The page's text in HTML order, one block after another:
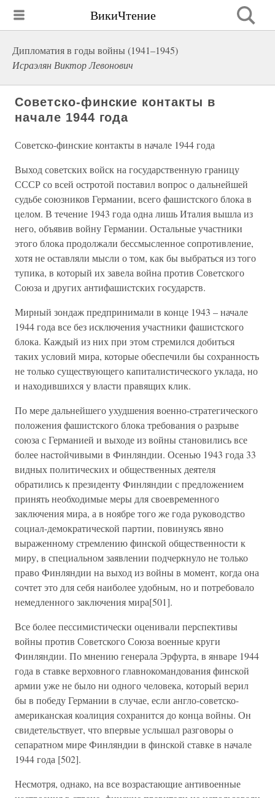
ВикиЧтение
Дипломатия в годы войны (1941–1945)
Исраэлян Виктор Левонович
Советско-финские контакты в
начале 1944 года
Советско-финские контакты в начале 1944 года
Выход советских войск на государственную границу
СССР со всей остротой поставил вопрос о дальнейшей
судьбе союзников Германии, всего фашистского блока в
целом. В течение 1943 года одна лишь Италия вышла из
него, объявив войну Германии. Остальные участники
этого блока продолжали бессмысленное сопротивление,
хотя не оставляли мысли о том, как бы выбраться из того
тупика, в который их завела война против Советского
Союза и других антифашистских государств.
Мирный зондаж предпринимали в конце 1943 – начале
1944 года все без исключения участники фашистского
блока. Каждый из них при этом стремился добиться
таких условий мира, которые обеспечили бы сохранность
не только существующего капиталистического уклада, но
и находившихся у власти правящих клик.
По мере дальнейшего ухудшения военно-стратегического
положения фашистского блока требования о разрыве
союза с Германией и выходе из войны становились все
более настойчивыми в Финляндии. Осенью 1943 года 33
видных политических и общественных деятеля
обратились к президенту Финляндии с предложением
принять необходимые меры для своевременного
заключения мира, а в ноябре того же года руководство
социал-демократической партии, повинуясь явно
выраженному стремлению финской общественности к
миру, в специальном заявлении подчеркнуло не только
право Финляндии на выход из войны в момент, когда она
сочтет это для себя наиболее удобным, но и потребовало
немедленного заключения мира[501].
Все более пессимистически оценивали перспективы
войны против Советского Союза военные круги
Финляндии. По мнению генерала Эрфурта, в январе 1944
года в ставке верховного главнокомандования финской
армии уже не было ни одного человека, который верил
бы в победу Германии в случае, если англо-советско-
американская коалиция сохранится до конца войны. Он
свидетельствует, что впервые услышал разговоры о
сепаратном мире Финляндии в финской ставке в начале
1944 года [502].
Несмотря, однако, на все возрастающие антивоенные